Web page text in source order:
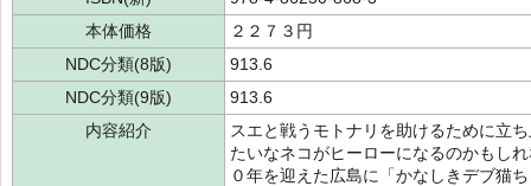
本体価格
２２７３円
NDC分類(8版)
913.6
NDC分類(9版)
913.6
内容紹介
スエと戦うモトナリを助けるために立
たいなネコがヒーローになるのかもし
０年を迎えた広島に「かなしきデブ猫